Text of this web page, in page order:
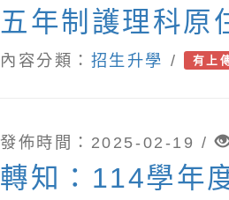
五年制護理科原
單獨招生訊息
內容分類： 招生升學 / 有上
發佈時間：2025-02-19 /
轉知：114學年